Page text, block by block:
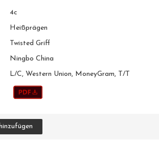
4c
Heißprägen
Twisted Griff
Ningbo China
L/C, Western Union, MoneyGram, T/T